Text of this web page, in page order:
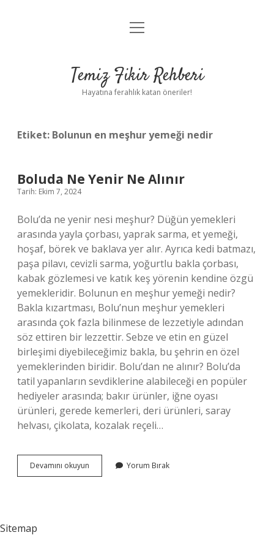
Anasayfa
Yasal Uyarı
menüyü
Temiz Fikir Rehberi
Hayatına ferahlık katan öneriler!
Etiket: Bolunun en meşhur yemeği nedir
Boluda Ne Yenir Ne Alınır
Tarih: Ekim 7, 2024
Bolu’da ne yenir nesi meşhur? Düğün yemekleri
arasında yayla çorbası, yaprak sarma, et yemeği,
hoşaf, börek ve baklava yer alır. Ayrıca kedi batmazı,
paşa pilavı, cevizli sarma, yoğurtlu bakla çorbası,
kabak gözlemesi ve katık keş yörenin kendine özgü
yemekleridir. Bolunun en meşhur yemeği nedir?
Bakla kızartması, Bolu’nun meşhur yemekleri
arasında çok fazla bilinmese de lezzetiyle adından
söz ettiren bir lezzettir. Sebze ve etin en güzel
birleşimi diyebileceğimiz bakla, bu şehrin en özel
yemeklerinden biridir. Bolu’dan ne alınır? Bolu’da
tatil yapanların sevdiklerine alabileceği en popüler
hediyeler arasında; bakır ürünler, iğne oyası
ürünleri, gerede kemerleri, deri ürünleri, saray
helvası, çikolata, kozalak reçeli…
Devamını okuyun
Ne
Yorum Bırak
Sitemap